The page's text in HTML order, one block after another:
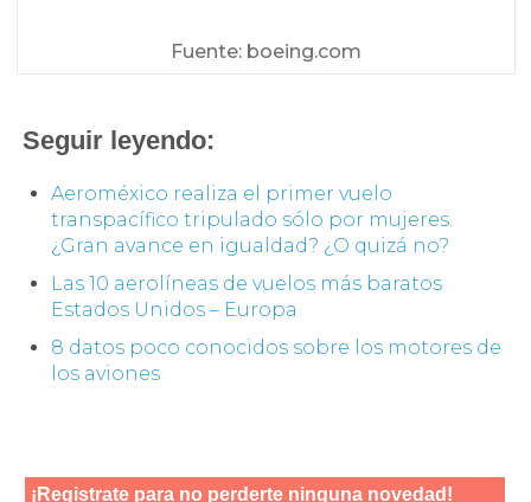
Fuente: boeing.com
Seguir leyendo:
Aeroméxico realiza el primer vuelo
transpacífico tripulado sólo por mujeres.
¿Gran avance en igualdad? ¿O quizá no?
Las 10 aerolíneas de vuelos más baratos
Estados Unidos – Europa
8 datos poco conocidos sobre los motores de
los aviones